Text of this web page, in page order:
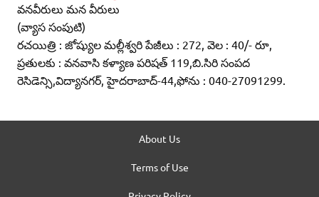
వనవీరులు మన వీరులు
(వ్యాస సంపుటి)
రచయిత్రి : జోష్యుల మల్లీశ్వరి పేజీలు : 272, వెల : 40/- రూ,
ప్రతులకు : వనవాసి కళ్యాణ పరిషత్‌ 119,బి.సిరి సంపద
రెసిడెన్సి,విద్యానగర్‌, హైదరాబాద్‌-44,ఫోను : 040-27091299.
About Us
Terms of Use